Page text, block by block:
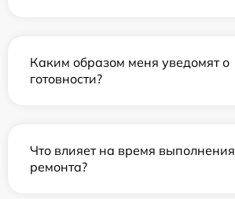
Каким образом меня уведомят о
готовности?
Что влияет на время выполнения
ремонта?